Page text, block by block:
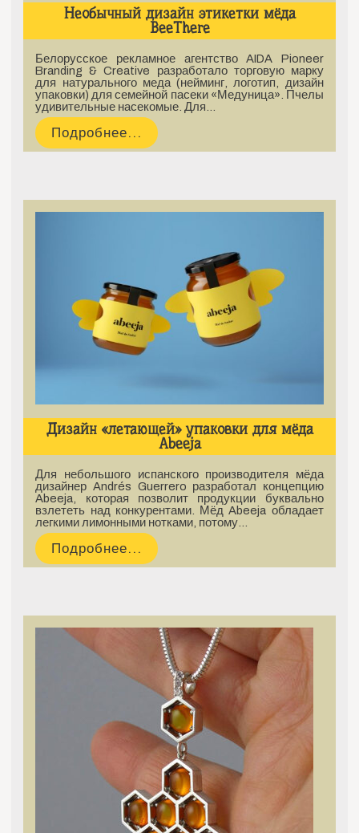
Необычный дизайн этикетки мёда
BeeThere
Белорусское рекламное агентство AIDA Pioneer
Branding & Creative разработало торговую марку
для натурального меда (нейминг, логотип, дизайн
упаковки) для семейной пасеки «Медуница». Пчелы
удивительные насекомые. Для…
Подробнее...
Дизайн «летающей» упаковки для мёда
Abeeja
Для небольшого испанского производителя мёда
дизайнер Andrés Guerrero разработал концепцию
Abeeja, которая позволит продукции буквально
взлететь над конкурентами. Мёд Abeeja обладает
легкими лимонными нотками, потому…
Подробнее...